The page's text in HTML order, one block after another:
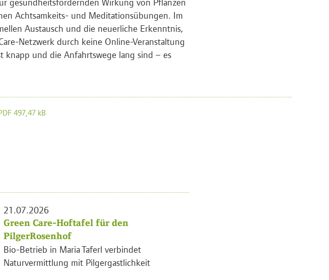
Achtsamkeits- und Meditationsübungen. Im
Austausch und die neuerliche Erkenntnis,
Netzwerk durch keine Online-Veranstaltung
knapp und die Anfahrtswege lang sind – es
497,47 kB
21.07.2026
Green Care-Hoftafel für den
PilgerRosenhof
Bio-Betrieb in Maria Taferl verbindet
Naturvermittlung mit Pilgergastlichkeit